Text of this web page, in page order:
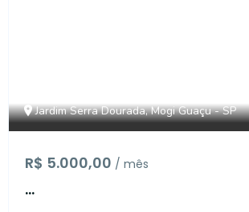
Jardim Serra Dourada, Mogi Guaçu - SP
R$ 5.000,00 / mês
...